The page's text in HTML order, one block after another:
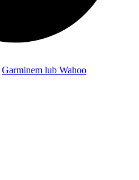
Garminem lub Wahoo